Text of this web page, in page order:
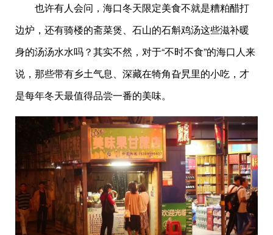
也许有人会问，海口冬天限定美食不就是糟粕醋打
边炉，还有骑楼的斋菜煲、石山的石斛鸡汤这些滋补暖
身的汤汤水水吗？其实不然，对于“不时不食”的海口人来
说，那些带有乡土气息、深藏在犄角旮旯里的小吃，才
是每年冬天最值得品尝一番的美味。